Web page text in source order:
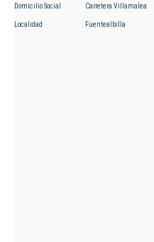
Domicilio Social Carretera Villamalea
Localidad Fuentealbilla